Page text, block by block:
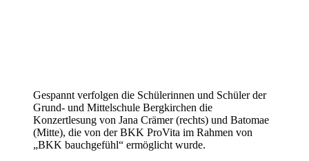
Gespannt verfolgen die Schülerinnen und Schüler der
Grund- und Mittelschule Bergkirchen die
Konzertlesung von Jana Crämer (rechts) und Batomae
(Mitte), die von der BKK ProVita im Rahmen von
„BKK bauchgefühl“ ermöglicht wurde.